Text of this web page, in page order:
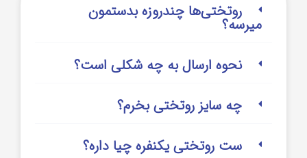
روتختی‌‌ها چندروزه بدستمون
میرسه؟
نحوه ارسال به چه شکلی است؟
چه سایز روتختی بخرم؟
ست روتختی یکنفره چیا داره؟